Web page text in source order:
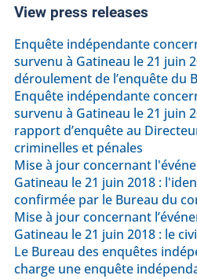
View press releases
Enquête indépendante
survenu à Gatineau le 21 juin
déroulement de l’enquête du
Enquête indépendante
survenu à Gatineau le 21 juin
rapport d’enquête au
criminelles et pénales
Mise à jour concernant
Gatineau le 21 juin 2018 :
confirmée par le Bureau du
Mise à jour concernant
Gatineau le 21 juin 2018 : le
Le Bureau des enquêtes
charge une enquête